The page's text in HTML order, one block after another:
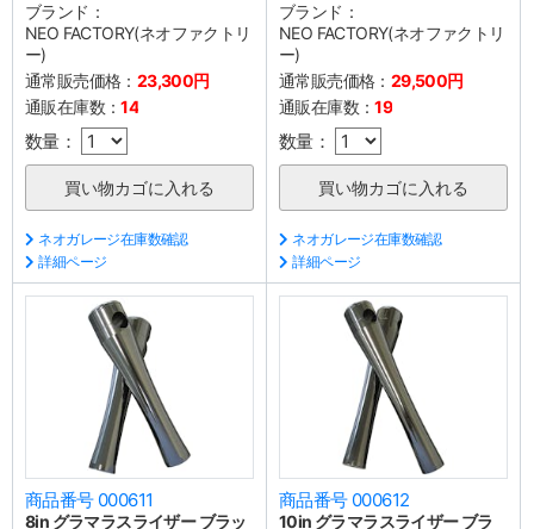
ブランド：
NEO FACTORY(ネオファクトリ
ー)
通常販売価格： 23,300円
通販在庫数：14
数量：
ネオガレージ在庫数確認
詳細ページ
ブランド：
NEO FACTORY(ネオファクトリ
ー)
通常販売価格： 29,500円
通販在庫数：19
数量：
ネオガレージ在庫数確認
詳細ページ
商品番号 000611
8in グラマラスライザー ブラッ
商品番号 000612
10in グラマラスライザー ブラ